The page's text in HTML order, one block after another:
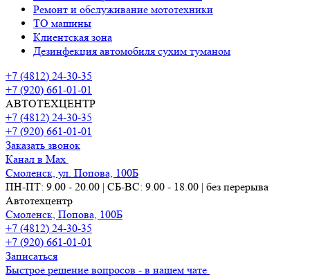
Ремонт и обслуживание мототехники
ТО машины
Клиентская зона
Дезинфекция автомобиля сухим туманом
+7 (4812) 24-30-35
+7 (920) 661-01-01
АВТОТЕХЦЕНТР
+7 (4812) 24-30-35
+7 (920) 661-01-01
Заказать звонок
Канал в Max
Смоленск, ул. Попова, 100Б
ПН-ПТ: 9.00 - 20.00 | СБ-ВС: 9.00 - 18.00 | без перерыва
Автотехцентр
Смоленск, Попова, 100Б
+7 (4812) 24-30-35
+7 (920) 661-01-01
Записаться
Быстрое решение вопросов - в нашем чате